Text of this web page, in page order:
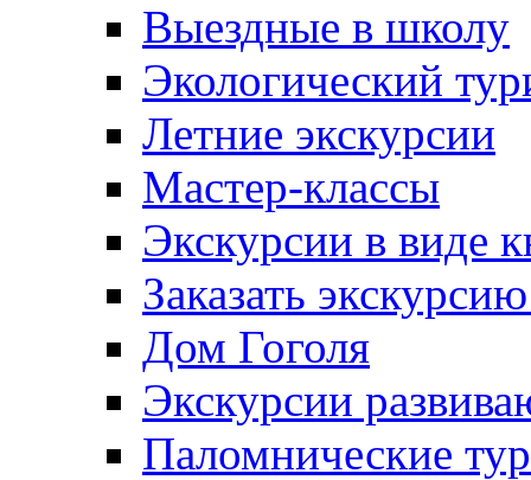
Выездные в школу
Экологический
Летние экскурсии
Мастер-классы
Экскурсии в виде
Заказать
Дом Гоголя
Экскурсии
Паломнические